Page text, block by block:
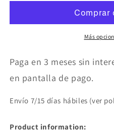
ancha
braguita
ancha
animal
Más
Paga en 3 meses sin
en pantalla de pago.
Envío 7/15 días hábiles (ver
Product information: